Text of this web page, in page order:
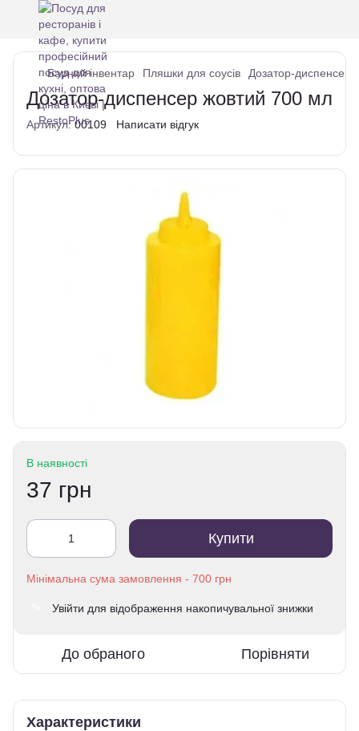
Барний інвентар Пляшки для соусів Дозатор-диспенсер
Дозатор-диспенсер жовтий 700 мл
Артикул:00109 Написати відгук
В наявності
37 грн
Купити
Увійти для відображення накопичувальної знижки
До обраного Порівняти
Характеристики